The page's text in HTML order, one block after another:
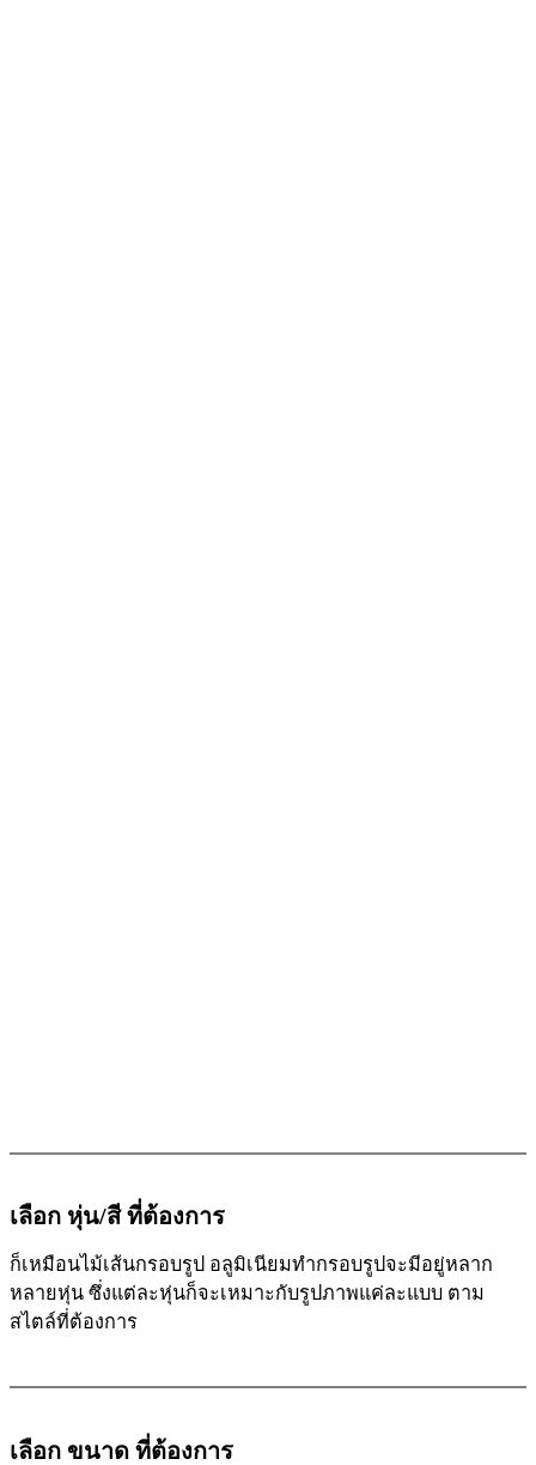
เลือก หุ่น/สี ที่ต้องการ
ก็เหมือนไม้เส้นกรอบรูป อลูมิเนียมทำกรอบรูปจะมีอยู่หลาก
หลายหุ่น ซึ่งแต่ละหุ่นก็จะเหมาะกับรูปภาพแค่ละแบบ ตาม
สไตล์ที่ต้องการ
เลือก ขนาด ที่ต้องการ